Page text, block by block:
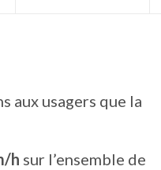
aux usagers que la
h sur l’ensemble de